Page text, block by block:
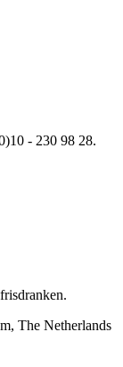
- 230 98 28.
The Netherlands